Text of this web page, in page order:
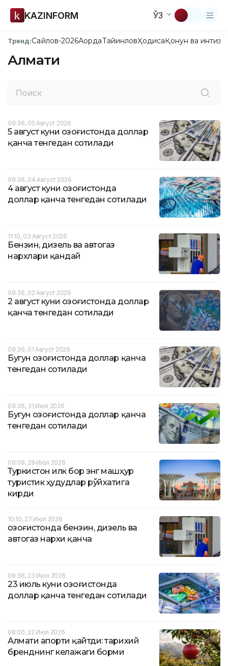
KAZINFORM ЎЗ
Тренд:Сайлов-2026АқордаТайинловҲодисаҚонун ва
Алмати
09:36, 05 Август 2026
5 август куни Қозоғистонда доллар
қанча тенгедан сотилади
09:36, 04 Август 2026
4 август куни Қозоғистонда
доллар қанча тенгедан сотилади
11:10, 03 Август 2026
Бензин, дизель ва автогаз
нархлари қандай
09:36, 02 Август 2026
2 август куни Қозоғистонда доллар
қанча тенгедан сотилади
09:36, 01 Август 2026
Бугун Қозоғистонда доллар қанча
тенгедан сотилади
09:36, 31 Июл 2026
Бугун Қозоғистонда доллар қанча
тенгедан сотилади
09:08, 29 Июл 2026
Туркистон илк бор энг машҳур
туристик ҳудудлар рўйхатига
кирди
10:10, 27 Июл 2026
Қозоғистонда бензин, дизель ва
автогаз нархи қанча
09:36, 23 Июл 2026
23 июль куни Қозоғистонда
доллар қанча тенгедан сотилади
08:00, 22 Июл 2026
Алмати апорти қайтди: тарихий
бренднинг келажаги борми